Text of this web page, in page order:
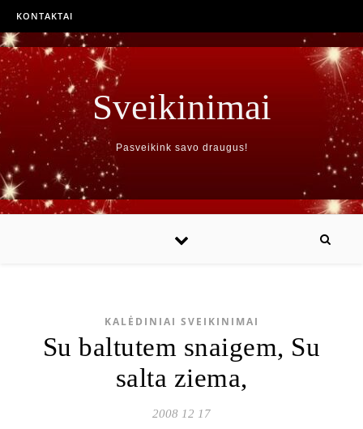
KONTAKTAI
Sveikinimai
Pasveikink savo draugus!
KALĖDINIAI SVEIKINIMAI
Su baltutem snaigem, Su
salta ziema,
2008 12 17